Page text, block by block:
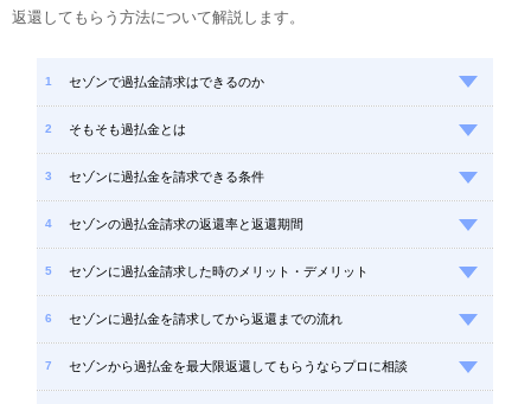
返還してもらう方法について解説します。
セゾンで過払金請求はできるのか
そもそも過払金とは
セゾンに過払金を請求できる条件
セゾンの過払金請求の返還率と返還期間
セゾンに過払金請求した時のメリット・デメリット
セゾンに過払金を請求してから返還までの流れ
セゾンから過払金を最大限返還してもらうならプロに相談